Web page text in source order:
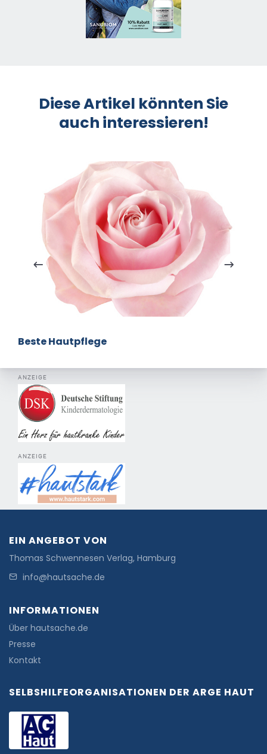
Diese Artikel könnten Sie
auch interessieren!
Beste Hautpflege
ANZEIGE
ANZEIGE
EIN ANGEBOT VON
Thomas Schwennesen Verlag, Hamburg
info@hautsache.de
INFORMATIONEN
Über hautsache.de
Presse
Kontakt
SELBSHILFEORGANISATIONEN DER ARGE HAUT